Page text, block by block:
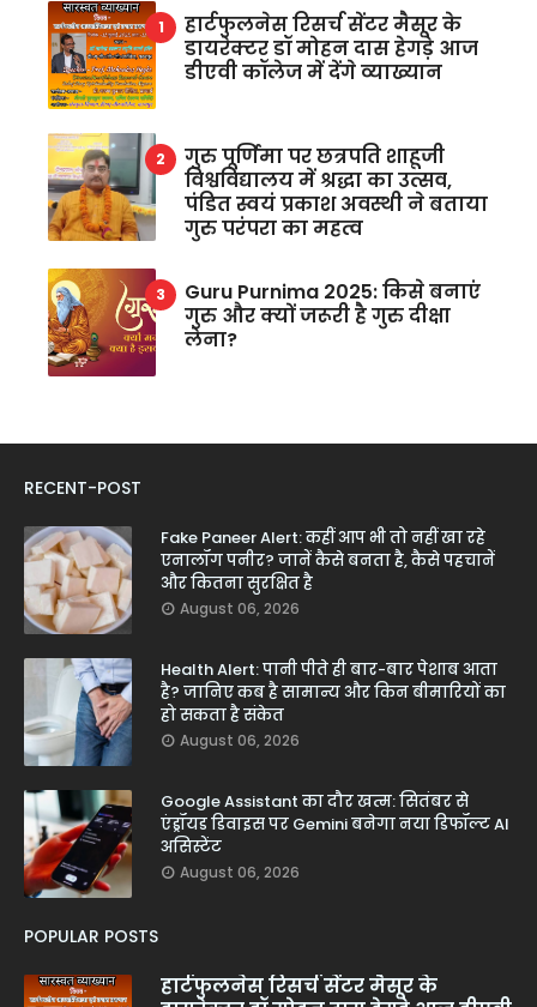
हार्टफुलनेस रिसर्च सेंटर मैसूर के
डायरेक्टर डॉ मोहन दास हेगड़े आज
डीएवी कॉलेज में देंगे व्याख्यान
गुरु पूर्णिमा पर छत्रपति शाहूजी
विश्वविद्यालय में श्रद्धा का उत्सव,
पंडित स्वयं प्रकाश अवस्थी ने बताया
गुरु परंपरा का महत्व
Guru Purnima 2025: किसे बनाएं
गुरु और क्यों जरूरी है गुरु दीक्षा
लेना?
RECENT-POST
Fake Paneer Alert: कहीं आप भी तो नहीं खा रहे
एनालॉग पनीर? जानें कैसे बनता है, कैसे पहचानें
और कितना सुरक्षित है
August 06, 2026
Health Alert: पानी पीते ही बार-बार पेशाब आता
है? जानिए कब है सामान्य और किन बीमारियों का
हो सकता है संकेत
August 06, 2026
Google Assistant का दौर खत्म: सितंबर से
एंड्रॉयड डिवाइस पर Gemini बनेगा नया डिफॉल्ट AI
असिस्टेंट
August 06, 2026
POPULAR POSTS
हार्टफुलनेस रिसर्च सेंटर मैसूर के